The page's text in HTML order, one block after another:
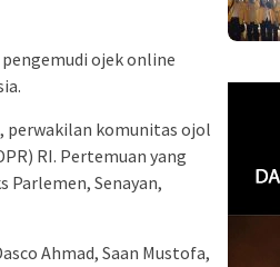
ojek online
perwakilan komunitas ojol
RI. Pertemuan yang
Parlemen, Senayan,
Ahmad, Saan Mustofa,